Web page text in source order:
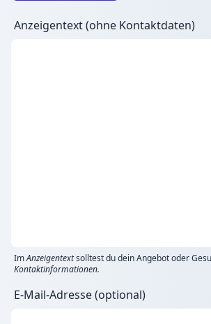
Anzeigentext (ohne Kontaktdaten)
ImAnzeigentextsolltest du dein Angebot oder
Kontaktinformationen.
E-Mail-Adresse (optional)